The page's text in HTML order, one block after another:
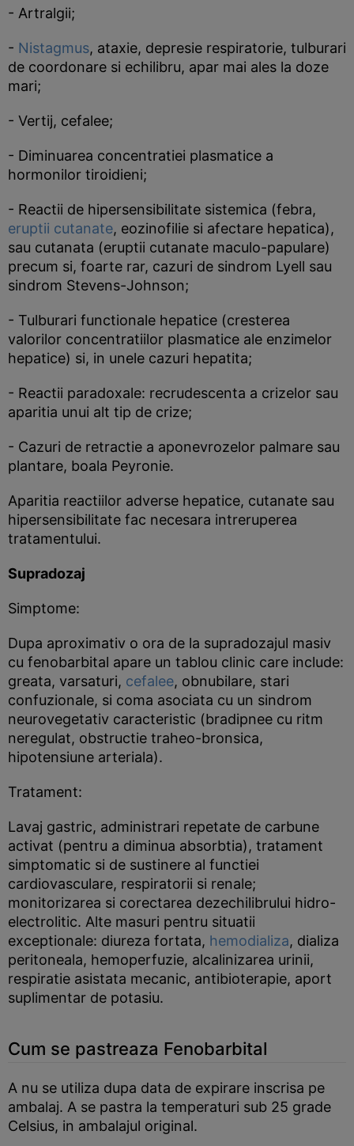
- Artralgii;
- Nistagmus, ataxie, depresie respiratorie, tulburari
de coordonare si echilibru, apar mai ales la doze
mari;
- Vertij, cefalee;
- Diminuarea concentratiei plasmatice a
hormonilor tiroidieni;
- Reactii de hipersensibilitate sistemica (febra,
eruptii cutanate, eozinofilie si afectare hepatica),
sau cutanata (eruptii cutanate maculo-papulare)
precum si, foarte rar, cazuri de sindrom Lyell sau
sindrom Stevens-Johnson;
- Tulburari functionale hepatice (cresterea
valorilor concentratiilor plasmatice ale enzimelor
hepatice) si, in unele cazuri hepatita;
- Reactii paradoxale: recrudescenta a crizelor sau
aparitia unui alt tip de crize;
- Cazuri de retractie a aponevrozelor palmare sau
plantare, boala Peyronie.
Aparitia reactiilor adverse hepatice, cutanate sau
hipersensibilitate fac necesara intreruperea
tratamentului.
Supradozaj
Simptome:
Dupa aproximativ o ora de la supradozajul masiv
cu fenobarbital apare un tablou clinic care include:
greata, varsaturi, cefalee, obnubilare, stari
confuzionale, si coma asociata cu un sindrom
neurovegetativ caracteristic (bradipnee cu ritm
neregulat, obstructie traheo-bronsica,
hipotensiune arteriala).
Tratament:
Lavaj gastric, administrari repetate de carbune
activat (pentru a diminua absorbtia), tratament
simptomatic si de sustinere al functiei
cardiovasculare, respiratorii si renale;
monitorizarea si corectarea dezechilibrului hidro-
electrolitic. Alte masuri pentru situatii
exceptionale: diureza fortata, hemodializa, dializa
peritoneala, hemoperfuzie, alcalinizarea urinii,
respiratie asistata mecanic, antibioterapie, aport
suplimentar de potasiu.
Cum se pastreaza Fenobarbital
A nu se utiliza dupa data de expirare inscrisa pe
ambalaj. A se pastra la temperaturi sub 25 grade
Celsius, in ambalajul original.